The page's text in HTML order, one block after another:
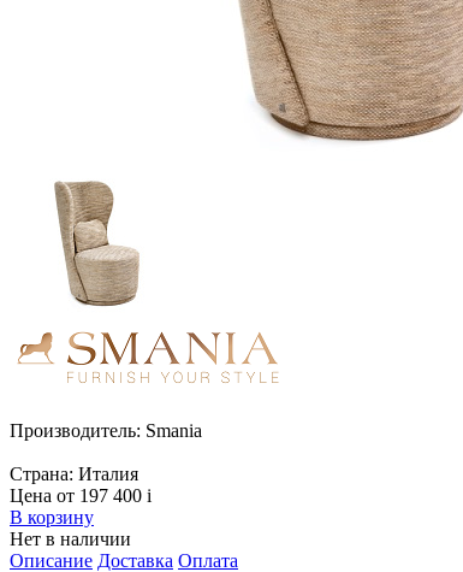
Производитель: Smania
Страна: Италия
Цена от 197 400 i
В корзину
Нет в наличии
Описание Доставка Оплата